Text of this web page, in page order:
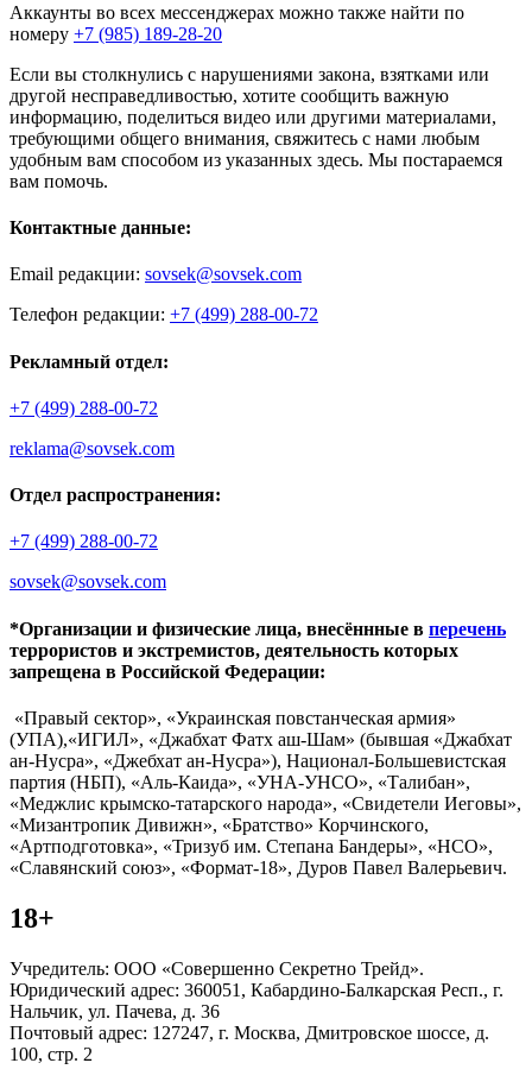
Аккаунты во всех мессенджерах можно также найти по
номеру +7 (985) 189-28-20
Если вы столкнулись с нарушениями закона, взятками или
другой несправедливостью, хотите сообщить важную
информацию, поделиться видео или другими материалами,
требующими общего внимания, свяжитесь с нами любым
удобным вам способом из указанных здесь. Мы постараемся
вам помочь.
Контактные данные:
Email редакции: sovsek@sovsek.com
Телефон редакции: +7 (499) 288-00-72
Рекламный отдел:
+7 (499) 288-00-72
reklama@sovsek.com
Отдел распространения:
+7 (499) 288-00-72
sovsek@sovsek.com
*Организации и физические лица, внесённные в перечень
террористов и экстремистов, деятельность которых
запрещена в Российской Федерации:
«Правый сектор», «Украинская повстанческая армия»
(УПА),«ИГИЛ», «Джабхат Фатх аш-Шам» (бывшая «Джабхат
ан-Нусра», «Джебхат ан-Нусра»), Национал-Большевистская
партия (НБП), «Аль-Каида», «УНА-УНСО», «Талибан»,
«Меджлис крымско-татарского народа», «Свидетели Иеговы»,
«Мизантропик Дивижн», «Братство» Корчинского,
«Артподготовка», «Тризуб им. Степана Бандеры», «НСО»,
«Славянский союз», «Формат-18», Дуров Павел Валерьевич.
18+
Учредитель: ООО «Совершенно Секретно Трейд».
Юридический адрес: 360051, Кабардино-Балкарская Респ., г.
Нальчик, ул. Пачева, д. 36
Почтовый адрес: 127247, г. Москва, Дмитровское шоссе, д.
100, стр. 2